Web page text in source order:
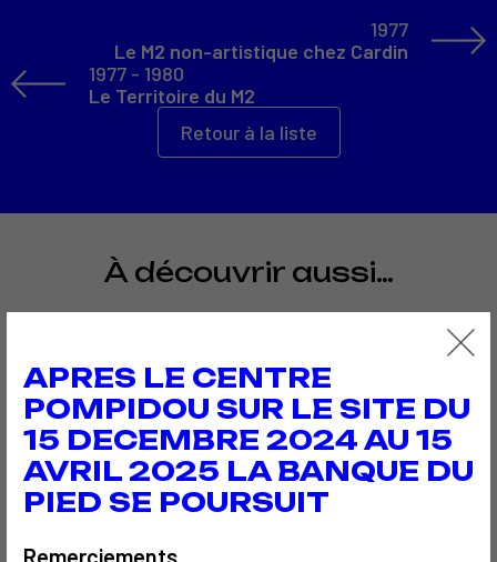
APRES LE CENTRE
POMPIDOU SUR LE SITE DU
15 DECEMBRE 2024 AU 15
AVRIL 2025 LA BANQUE DU
PIED SE POURSUIT
Remerciements
1977 - 1980
Le Territoire du M2
Retour à la liste
1977
Le M2 non-artistique chez Cardin
À découvrir aussi…
COMMUNICATION
2002
COMMUNICATION
2003